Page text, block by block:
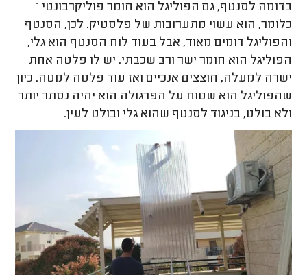
בדומה לסנטף, גם הפוליגל הוא חומר פוליקרבונטי –
כלומר, הוא עשוי מתערובות של פלסטיק. לכן, הסנטף
והפוליגל דומים מאוד, אבל בעוד לוח הסנטף הוא גלי,
הפוליגל הוא חומר ישר ורב שכבתי. יש לו פלטה אחת
ישרה למעלה, חוצצים אנכיים ואז עוד פלטה למטה. כיון
שהפוליגל הוא שטוח על הפרגולה הוא יהיה נסתר יותר
ולא בולט, בניגוד לסנטף שהוא גלי ובולט לעין.